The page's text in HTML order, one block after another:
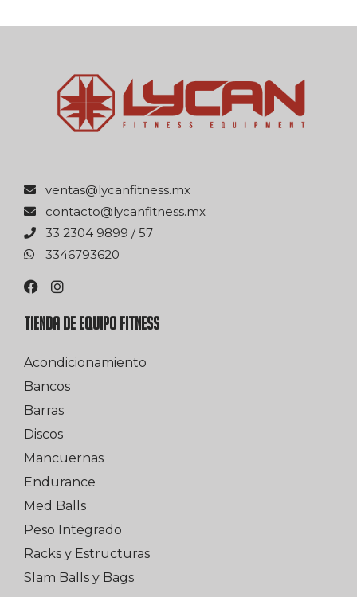
xm.ssentifnacyl@satnev
xm.ssentifnacyl@otcatnoc
75 / 9989 4032 33
0263976433
TIENDA DE EQUIPO FITNESS
Acondicionamiento
Bancos
Barras
Discos
Mancuernas
Endurance
Med Balls
Peso Integrado
Racks y Estructuras
Slam Balls y Bags